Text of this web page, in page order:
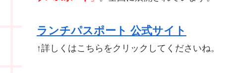
ランチパスポート 公式サイト
↑詳しくはこちらをクリックしてくださいね。